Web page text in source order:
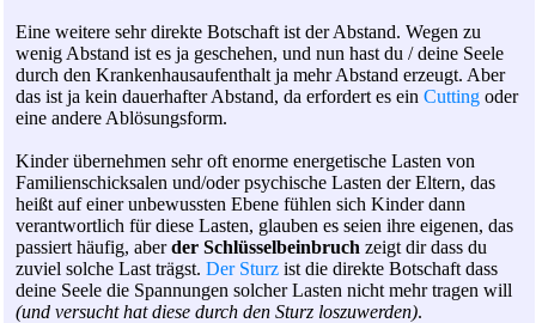
Eine weitere sehr direkte Botschaft ist der Abstand. Wegen zu
wenig Abstand ist es ja geschehen, und nun hast du / deine Seele
durch den Krankenhausaufenthalt ja mehr Abstand erzeugt. Aber
das ist ja kein dauerhafter Abstand, da erfordert es ein Cutting oder
eine andere Ablösungsform.
Kinder übernehmen sehr oft enorme energetische Lasten von
Familienschicksalen und/oder psychische Lasten der Eltern, das
heißt auf einer unbewussten Ebene fühlen sich Kinder dann
verantwortlich für diese Lasten, glauben es seien ihre eigenen, das
passiert häufig, aberder Schlüsselbeinbruch zeigt dir dass du
zuviel solche Last trägst. Der Sturz ist die direkte Botschaft dass
deine Seele die Spannungen solcher Lasten nicht mehr tragen will
(und versucht hat diese durch den Sturz loszuwerden).